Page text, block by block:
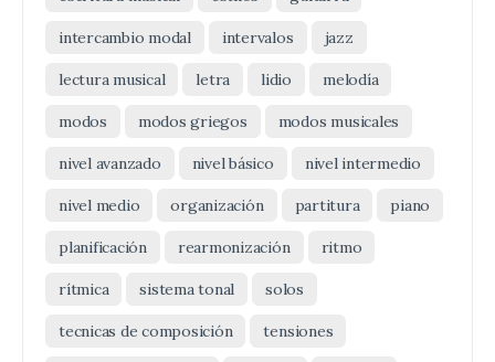
intercambio modal intervalos jazz
lectura musical letra lidio melodía
modos modos griegos modos musicales
nivel avanzado nivel básico nivel intermedio
nivel medio organización partitura piano
planificación rearmonización ritmo
rítmica sistema tonal solos
tecnicas de composición tensiones